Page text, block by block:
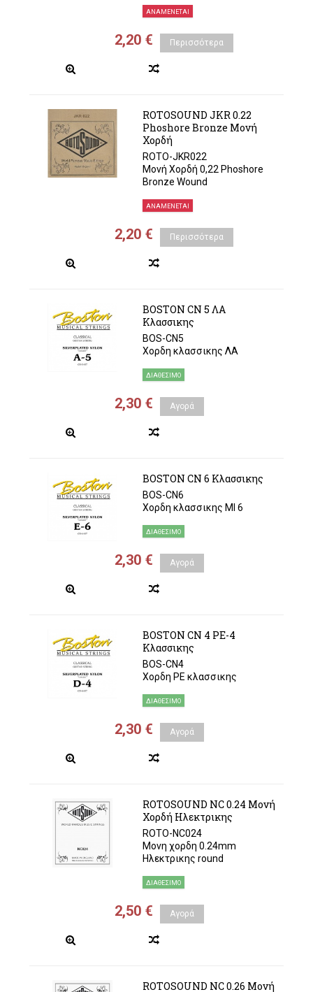
ΑΝΑΜΈΝΕΤΑΙ
2,20 € Περισσότερα
ROTOSOUND JKR 0.22
Phoshore Bronze Μονή
Χορδή
ROTO-JKR022
Μονή Χορδή 0,22 Phoshore
Bronze Wound
ΑΝΑΜΈΝΕΤΑΙ
2,20 € Περισσότερα
BOSTON CN 5 ΛΑ
Κλασσικης
BOS-CN5
Χορδη κλασσικης ΛΑ
ΔΙΑΘΈΣΙΜΟ
2,30 € Αγορά
BOSTON CN 6 Κλασσικης
BOS-CN6
Χορδη κλασσικης MI 6
ΔΙΑΘΈΣΙΜΟ
2,30 € Αγορά
BOSTON CN 4 ΡΕ-4
Κλασσικης
BOS-CN4
Χορδη ΡΕ κλασσικης
ΔΙΑΘΈΣΙΜΟ
2,30 € Αγορά
ROTOSOUND NC 0.24 Μονή
Χορδή Ηλεκτρικης
ROTO-NC024
Μονη χορδη 0.24mm
Ηλεκτρικης round
ΔΙΑΘΈΣΙΜΟ
2,50 € Αγορά
ROTOSOUND NC 0.26 Μονή